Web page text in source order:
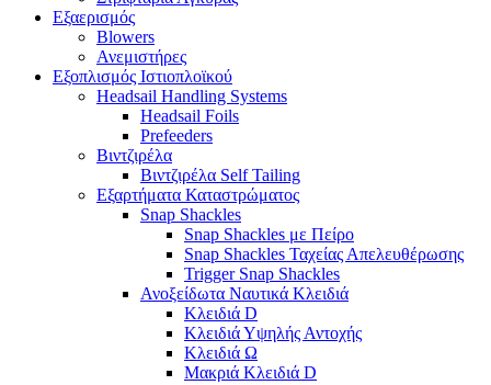
Εξαερισμός
Blowers
Ανεμιστήρες
Εξοπλισμός Ιστιοπλοϊκού
Headsail Handling Systems
Headsail Foils
Prefeeders
Βιντζιρέλα
Βιντζιρέλα Self Tailing
Εξαρτήματα Καταστρώματος
Snap Shackles
Snap Shackles με Πείρο
Snap Shackles Ταχείας Απελευθέρωσης
Trigger Snap Shackles
Ανοξείδωτα Ναυτικά Κλειδιά
Κλειδιά D
Κλειδιά Υψηλής Αντοχής
Κλειδιά Ω
Μακριά Κλειδιά D